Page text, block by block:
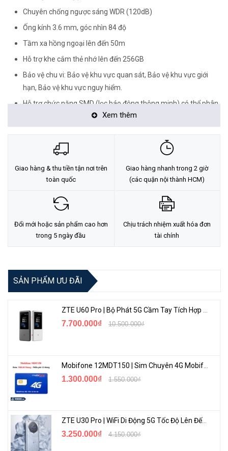
Chuyên chống ngược sáng WDR (120dB)
Ống kính 3.6 mm, góc nhìn 84 độ
Tầm xa hồng ngoại lên đến 50m
Hỗ trợ khe cắm thẻ nhớ lên đến 256GB
Bảo vệ chu vi: Bảo vệ khu vực quan sát, Bảo vệ khu vực giới
hạn, Bảo vệ khu vực nguy hiểm.
Hỗ trợ chức năng SMD (lọc báo động thông minh) có thể phân
loại giữa người và phương tiện; IVS (Tripwire, Intrusion)
Chuẩn chống bụi và nước IP67, chống va đập IK10
Nguồn 12V DC/PoE
Nhiệt độ hoạt động: -40°C ~ +60°C
<Hotline: 0828.011.011 - (028)7300.2021 - VoHoang.vn>
TẠI ĐÂY
Xem thêm
Giao hàng & thu tiền tận nơi trên
toàn quốc
Giao hàng nhanh trong 2 giờ
(các quận nội thành HCM)
Đổi mới hoặc sản phẩm cao hơn
trong 5 ngày đầu
Chịu trách nhiệm xuất hóa đơn
tài chính
SẢN PHẨM ƯU ĐÃI
ZTE U60 Pro | Bộ Phát 5G Cầm Tay Tích Hợp Công Nghệ WiFi 7, Pin 10000mAh
7.700.000₫ 10.500.000₫
1.300.000₫ 1.550.000₫
ZTE U30 Pro | WiFi Di Động 5G Tốc Độ Lên Đến 500Mbps, Màn Hình Cảm Ứng
3.250.000₫ 4.150.000₫